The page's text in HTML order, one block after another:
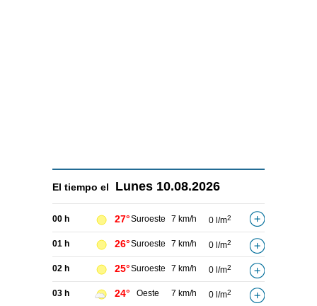
El tiempo el Lunes 10.08.2026
00 h 27°Suroeste 7 km/h 0 l/m2
01 h 26°Suroeste 7 km/h 0 l/m2
02 h 25°Suroeste 7 km/h 0 l/m2
03 h 24° Oeste 7 km/h 0 l/m2